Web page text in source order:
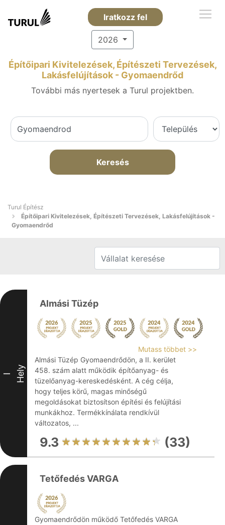
Iratkozz fel
2026
Építőipari Kivitelezések, Építészeti Tervezések,
Lakásfelújítások - Gyomaendrőd
További más nyertesek a Turul projektben.
Keresés
Turul Építész
Építőipari Kivitelezések, Építészeti Tervezések, Lakásfelújítások -
Gyomaendrőd
I Hely
Almási Tüzép
Mutass többet >>
Almási Tüzép Gyomaendrődön, a II. kerület
458. szám alatt működik építőanyag- és
tüzelőanyag-kereskedésként. A cég célja,
hogy teljes körű, magas minőségű
megoldásokat biztosítson építési és felújítási
munkákhoz. Termékkínálata rendkívül
változatos, ...
9.3 (33)
Tetőfedés VARGA
Gyomaendrődön működő Tetőfedés VARGA